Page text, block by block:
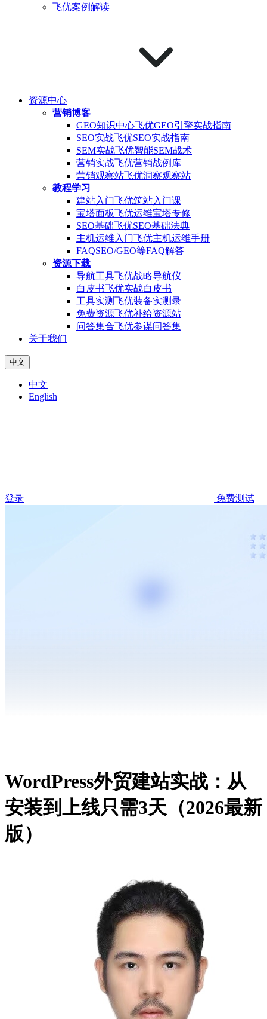
飞优案例解读
资源中心
营销博客
GEO知识中心飞优GEO引擎实战指南
SEO实战飞优SEO实战指南
SEM实战飞优智能SEM战术
营销实战飞优营销战例库
营销观察站飞优洞察观察站
教程学习
建站入门飞优筑站入门课
宝塔面板飞优运维宝塔专修
SEO基础飞优SEO基础法典
主机运维入门飞优主机运维手册
FAQSEO/GEO等FAQ解答
资源下载
导航工具飞优战略导航仪
白皮书飞优实战白皮书
工具实测飞优装备实测录
免费资源飞优补给资源站
问答集合飞优参谋问答集
关于我们
中文
中文
English
登录 免费测试
WordPress外贸建站实战：从
安装到上线只需3天（2026最新
版）